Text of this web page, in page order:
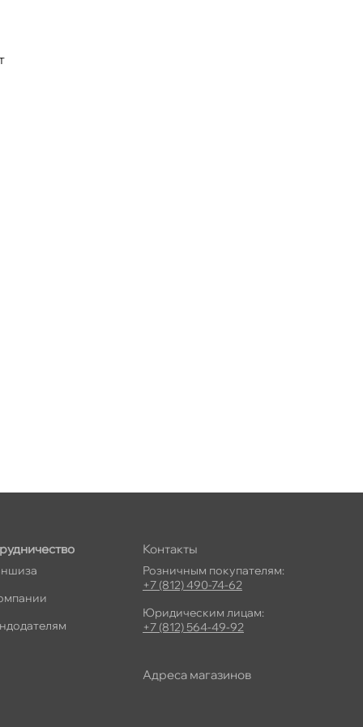
Контакты
Розничным покупателям:
+7 (812) 490-74-62
Юридическим лицам:
+7 (812) 564-49-92
Адреса магазино